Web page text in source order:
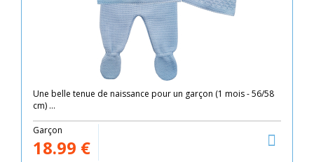
Une belle tenue de naissance pour un garçon (1 mois - 56/58
cm) ...
Garçon
18.99 €